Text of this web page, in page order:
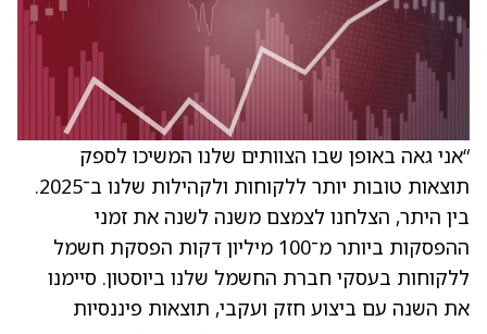
“אני גאה באופן שבו הצוותים שלנו המשיכו לספק
תוצאות טובות יותר ללקוחות ולקהילות שלנו ב־2025.
בין היתר, הצלחנו לצמצם משנה לשנה את זמני
ההפסקות ביותר מ־100 מיליון דקות הפסקת חשמל
ללקוחות בעסקי חברת החשמל שלנו ביוסטון. סיימנו
את השנה עם ביצוע חזק ועקבי, תוצאות פיננסיות